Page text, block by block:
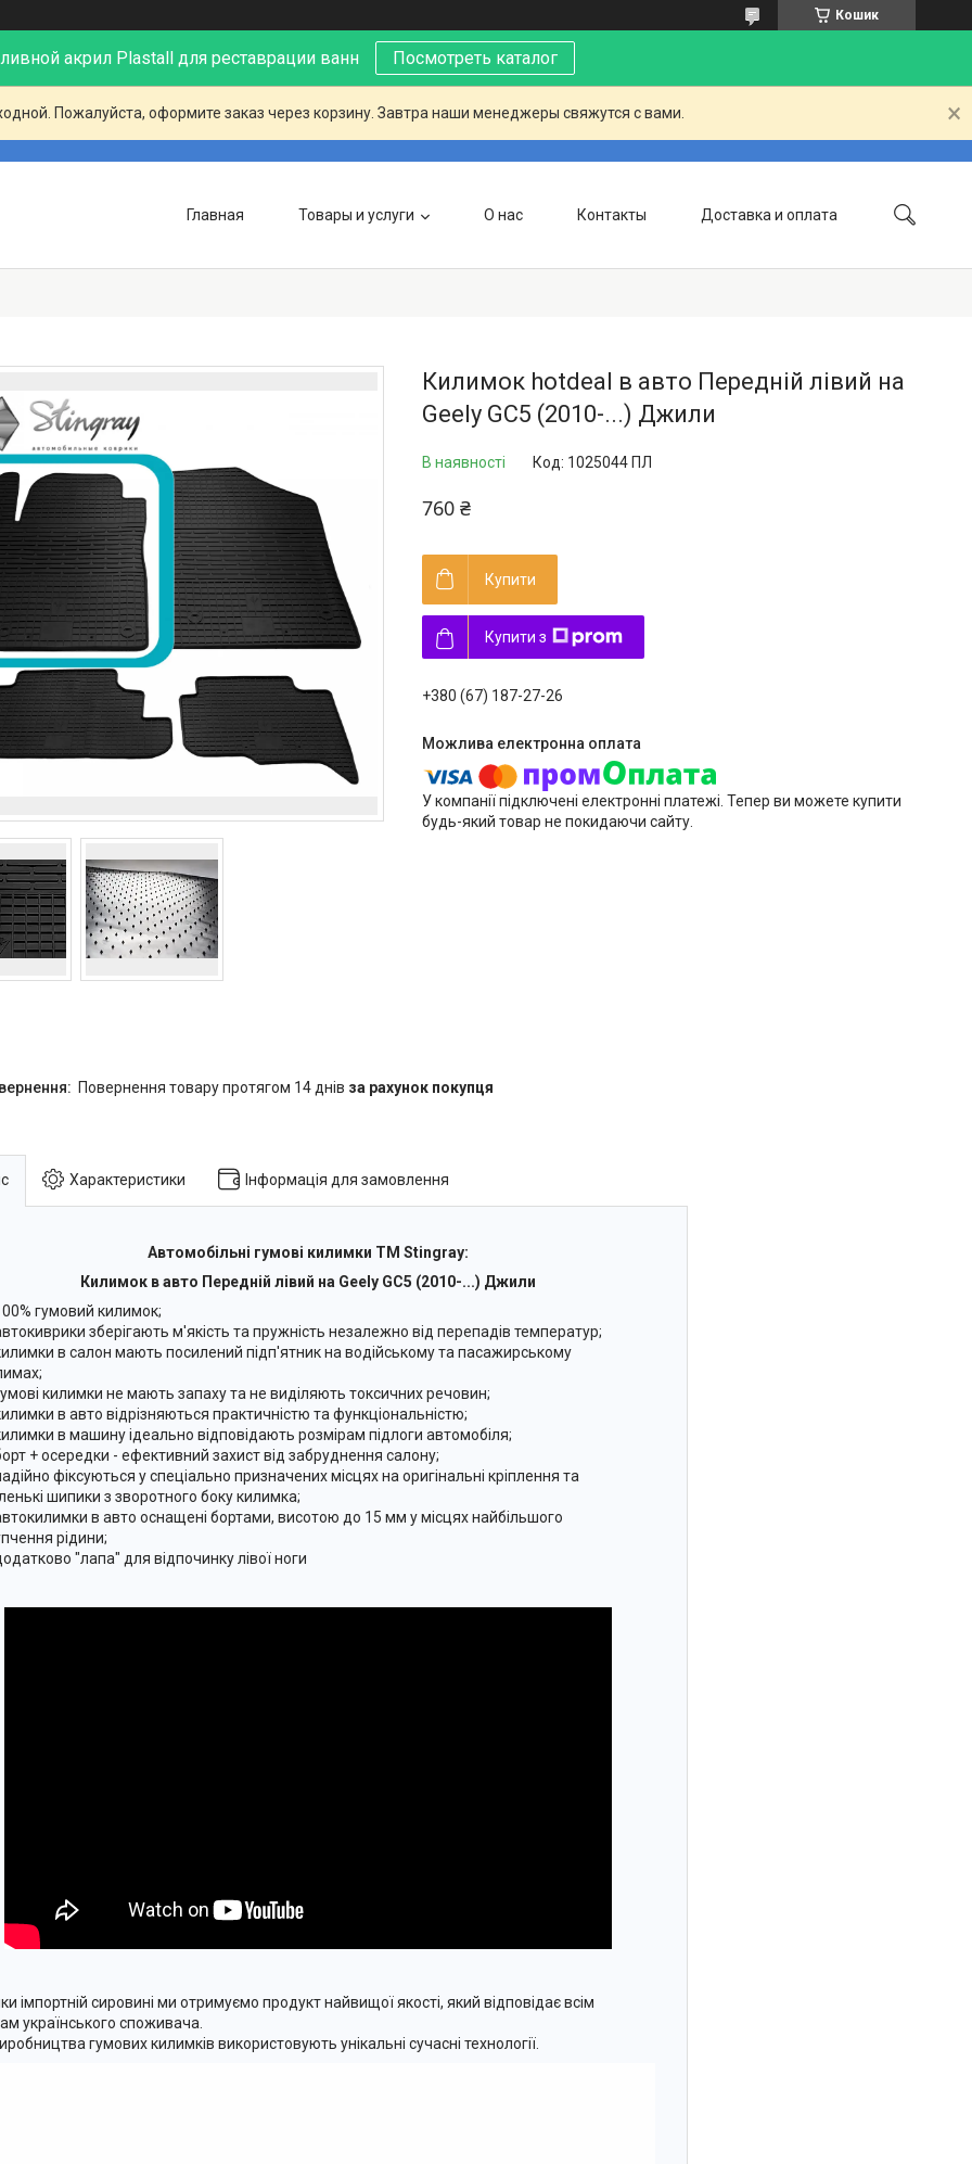
Кошик
акрил Plastall для реставрации ванн Посмотреть каталог
Пожалуйста, оформите заказ через корзину. Завтра наши менеджеры свяжутся с вами.
Главная Товары и услуги О нас Контакты Доставка и оплата
Килимок hotdeal в авто Передній лівий на
Geely GC5 (2010-...) Джили
В наявності Код: 1025044 ПЛ
760 ₴
Купити
Купити з
+380 (67) 187-27-26
У компанії підключені електронні платежі. Тепер ви можете купити
будь-який товар не покидаючи сайту.
повернення товару протягом 14 днів за рахунок покупця
Характеристики Інформація для замовлення
Автомобільні гумові килимки ТМ Stingray:
Килимок в авто Передній лівий на Geely GC5 (2010-...) Джили
гумовий килимок;
зберігають м'якість та пружність незалежно від перепадів температур;
в салон мають посилений підп'ятник на водійському та пасажирському
килимки не мають запаху та не виділяють токсичних речовин;
в авто відрізняються практичністю та функціональністю;
в машину ідеально відповідають розмірам підлоги автомобіля;
+ осередки - ефективний захист від забруднення салону;
фіксуються у спеціально призначених місцях на оригінальні кріплення та
шипики з зворотного боку килимка;
в авто оснащені бортами, висотою до 15 мм у місцях найбільшого
рідини;
"лапа" для відпочинку лівої ноги
імпортній сировині ми отримуємо продукт найвищої якості, який відповідає всім
українського споживача.
гумових килимків використовують унікальні сучасні технології.